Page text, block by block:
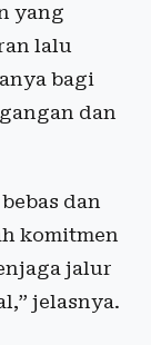
yang
lalu
bagi
dan
dan
komitmen
jalur
jelasnya.